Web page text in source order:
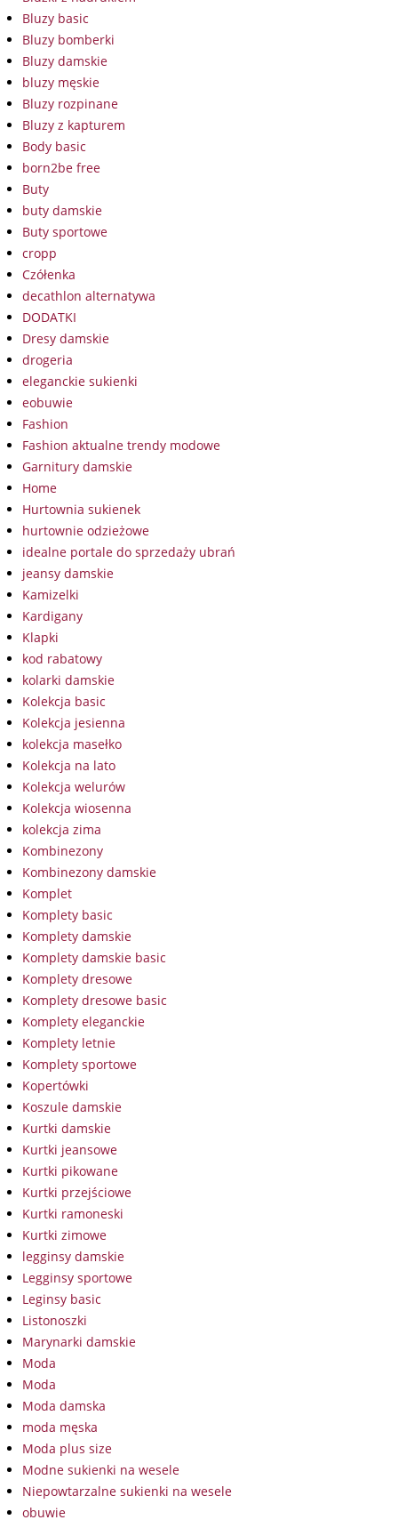
Bluzy basic
Bluzy bomberki
Bluzy damskie
bluzy męskie
Bluzy rozpinane
Bluzy z kapturem
Body basic
born2be free
Buty
buty damskie
Buty sportowe
cropp
Czółenka
decathlon alternatywa
DODATKI
Dresy damskie
drogeria
eleganckie sukienki
eobuwie
Fashion
Fashion aktualne trendy modowe
Garnitury damskie
Home
Hurtownia sukienek
hurtownie odzieżowe
idealne portale do sprzedaży ubrań
jeansy damskie
Kamizelki
Kardigany
Klapki
kod rabatowy
kolarki damskie
Kolekcja basic
Kolekcja jesienna
kolekcja masełko
Kolekcja na lato
Kolekcja welurów
Kolekcja wiosenna
kolekcja zima
Kombinezony
Kombinezony damskie
Komplet
Komplety basic
Komplety damskie
Komplety damskie basic
Komplety dresowe
Komplety dresowe basic
Komplety eleganckie
Komplety letnie
Komplety sportowe
Kopertówki
Koszule damskie
Kurtki damskie
Kurtki jeansowe
Kurtki pikowane
Kurtki przejściowe
Kurtki ramoneski
Kurtki zimowe
legginsy damskie
Legginsy sportowe
Leginsy basic
Listonoszki
Marynarki damskie
Moda
Moda
Moda damska
moda męska
Moda plus size
Modne sukienki na wesele
Niepowtarzalne sukienki na wesele
obuwie